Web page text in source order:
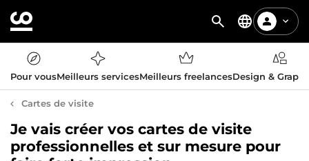
Pour vousMeilleurs servicesMeilleurs freelancesDesign &
Cartes de visite
Je vais créer vos cartes de visite
professionnelles et sur mesure pour